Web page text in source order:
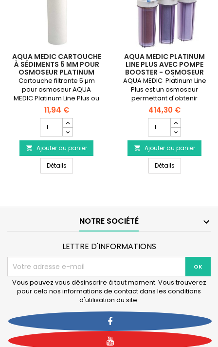
AQUA MEDIC CARTOUCHE
À SÉDIMENTS 5 ΜM POUR
OSMOSEUR PLATINUM
LINE
Cartouche filtrante 5 µm
pour osmoseur AQUA
MEDIC Platinum Line Plus ou
équivalent.
11,94 €
quantité
du
produit
AQUA
MEDIC
Cartouche
µm
 Ajouter au panier
DétailsAQUA MEDIC Cartouche à sédiments 5 µm pour
AQUA MEDIC PLATINUM
LINE PLUS AVEC POMPE
BOOSTER - OSMOSEUR
400 L/J
AQUA MEDIC Platinum Line
Plus est un osmoseur
permettant d'obtenir
jusqu'à 400 l/jour d'eau
osmosée.Nouveauté 2021
en version 24V pour plus de
sécurité
414,30 €
quantité
du
produit
AQUA
MEDIC
Platinum
pompe
400
 Ajouter au panier
DétailsAQUA MEDIC
NOTRE SOCIÉTÉ 
LETTRE D'INFORMATIONS
Vous pouvez vous désinscrire à tout moment. Vous trouverez
pour cela nos informations de contact dans les conditions
d'utilisation du site.
Facebook
YouTube